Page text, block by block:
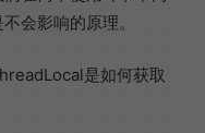
会影响的原理。
是如何获取